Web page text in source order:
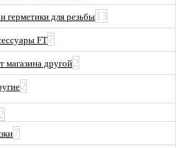
герметики для резьбы 13
FT7
магазина другой2
2
7